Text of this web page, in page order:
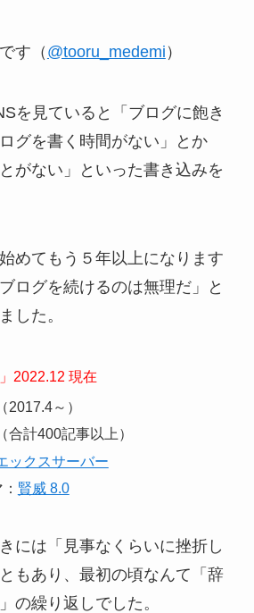
す（ @tooru_medemi ）
を見ていると「ブログに飽き
グを書く時間がない」とか
がない」といった書き込みを
めてもう５年以上になります
ログを続けるのは無理だ」と
した。
2022.12 現在
2017.4～）
合計400記事以上）
ックスサーバー
賢威 8.0
には「見事なくらいに挫折し
もあり、最初の頃なんて「辞
の繰り返しでした。